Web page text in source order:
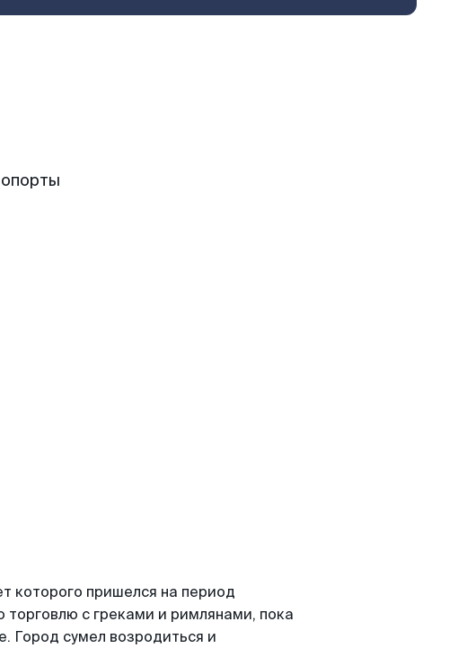
которого пришелся на период
с греками и римлянами, пока
Город сумел возродиться и